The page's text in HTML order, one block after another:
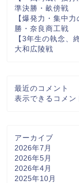
準決勝・畝傍戦
【爆発力・集中
勝・奈良商工戦
【3年生の執念、
大和広陵戦
最近のコメント
表示できるコメン
アーカイブ
2026年7月
2026年5月
2026年4月
2025年10月